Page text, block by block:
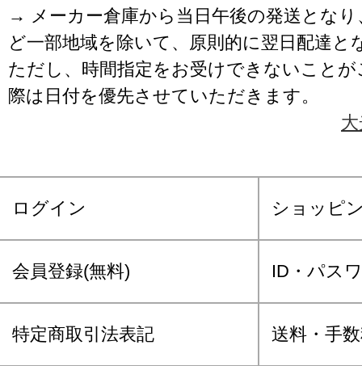
→ メーカー倉庫から当日午後の発送となり
ど一部地域を除いて、原則的に翌日配達と
ただし、時間指定をお受けできないこと
際は日付を優先させていただきます。
ログイン ショッピ
会員登録(無料) ID・パス
特定商取引法表記 送料・手